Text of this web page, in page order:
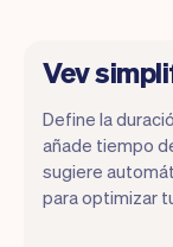
Vev
Define la
añade tiempo
sugiere
para optimizar